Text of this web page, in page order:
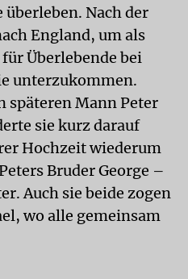
Nach der
England, um als
Überlebende bei
unterzukommen.
späteren Mann Peter
sie kurz darauf
Hochzeit wiederum
Bruder George –
Auch sie beide zogen
wo alle gemeinsam